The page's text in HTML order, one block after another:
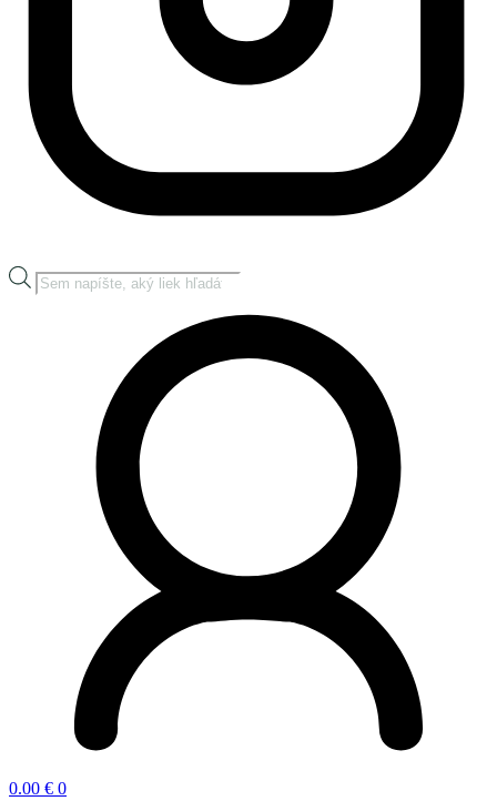
Products
search
0.00 € 0